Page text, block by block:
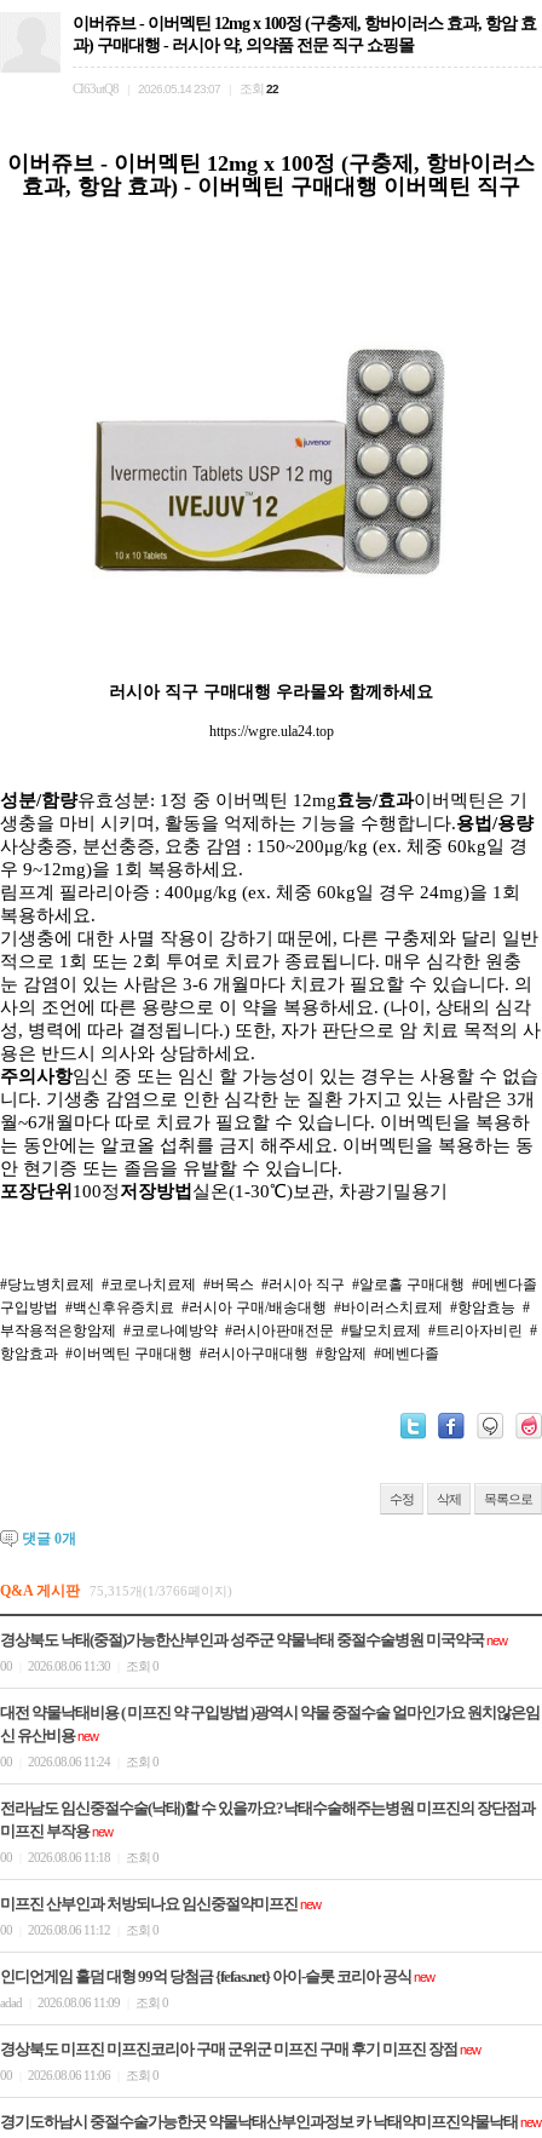
이버쥬브 - 이버멕틴 12mg x 100정 (구충제, 항바이러스 효과, 항암 효
과) 구매대행 - 러시아 약, 의약품 전문 직구 쇼핑몰
CI63utQ8 2026.05.14 23:07 조회 22
이버쥬브 - 이버멕틴 12mg x 100정 (구충제, 항바이러스
효과, 항암 효과) - 이버멕틴 구매대행 이버멕틴 직구
러시아 직구 구매대행 우라몰와 함께하세요
https://wgre.ula24.top
성분/함량유효성분: 1정 중 이버멕틴 12mg효능/효과이버멕틴은 기
생충을 마비 시키며, 활동을 억제하는 기능을 수행합니다.용법/용량
사상충증, 분선충증, 요충 감염 : 150~200μg/kg (ex. 체중 60kg일 경
우 9~12mg)을 1회 복용하세요.
림프계 필라리아증 : 400μg/kg (ex. 체중 60kg일 경우 24mg)을 1회
복용하세요.
기생충에 대한 사멸 작용이 강하기 때문에, 다른 구충제와 달리 일반
적으로 1회 또는 2회 투여로 치료가 종료됩니다. 매우 심각한 원충
눈 감염이 있는 사람은 3-6 개월마다 치료가 필요할 수 있습니다. 의
사의 조언에 따른 용량으로 이 약을 복용하세요. (나이, 상태의 심각
성, 병력에 따라 결정됩니다.) 또한, 자가 판단으로 암 치료 목적의 사
용은 반드시 의사와 상담하세요.
주의사항임신 중 또는 임신 할 가능성이 있는 경우는 사용할 수 없습
니다. 기생충 감염으로 인한 심각한 눈 질환 가지고 있는 사람은 3개
월~6개월마다 따로 치료가 필요할 수 있습니다. 이버멕틴을 복용하
는 동안에는 알코올 섭취를 금지 해주세요. 이버멕틴을 복용하는 동
안 현기증 또는 졸음을 유발할 수 있습니다.
포장단위 100정저장방법 실온(1-30℃)보관, 차광기밀용기
#당뇨병치료제 #코로나치료제 #버목스 #러시아 직구 #알로홀 구매대행 #메벤다졸
구입방법 #백신후유증치료 #러시아 구매/배송대행 #바이러스치료제 #항암효능 #
부작용적은항암제
#코로나예방약 #러시아판매전문 #탈모치료제 #트리아자비린 #
항암효과 #이버멕틴 구매대행 #러시아구매대행 #항암제 #메벤다졸
수정 삭제 목록으로
댓글 0개
Q&A 게시판 75,315개(1/3766페이지)
경상북도 낙태(중절)가능한산부인과 성주군 약물낙태 중절수술병원 미국약국new
00
2026.08.06 11:30 조회 0
대전 약물낙태비용 ( 미프진 약 구입방법 )광역시 약물 중절수술 얼마인가요 원치않은임
신 유산비용new
00
2026.08.06 11:24 조회 0
전라남도 임신중절수술(낙태)할 수 있을까요?낙태수술해주는병원 미­프진의 장단점과
미­프진 부작용new
00
2026.08.06 11:18 조회 0
미프진 산부인과 처방되나요 임신중절약미­프진 new
00
2026.08.06 11:12 조회 0
인디언게임 홀덤 대형 99억 당첨금 {fefas.net} 아이-슬롯 코리아 공식 new
adad
2026.08.06 11:09 조회 0
경상북도 미프진 미프진코리아 구매 군위군 미프진 구매 후기 미­프진 장점 new
00
2026.08.06 11:06 조회 0
경기도하남시 중절수술가능한곳 약물낙태산부인과정보 카 낙태약미프진약물낙태 new